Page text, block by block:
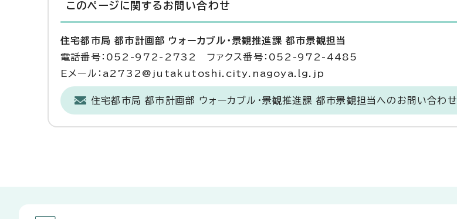
このページに関する お問い合わせ
住宅都市局 都市計画部 ウォーカブル・景観推進課 都市景観担当
電話番号：052-972-2732 ファクス番号：052-972-4485
Eメール：a2732@jutakutoshi.city.nagoya.lg.jp
住宅都市局 都市計画部 ウォーカブル・景観推進課 都市景観担当へのお問い合わせ